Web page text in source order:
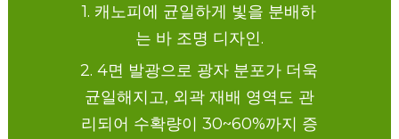
1. 캐노피에 균일하게 빛을 분배하
는 바 조명 디자인.
2. 4면 발광으로 광자 분포가 더욱
균일해지고, 외곽 재배 영역도 관
리되어 수확량이 30~60%까지 증